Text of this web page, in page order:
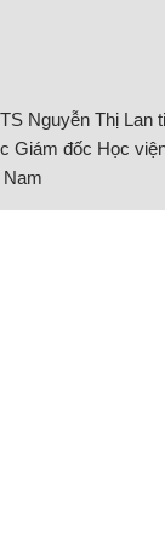
Nguyễn Thị Lan
Giám đốc Học
Nam